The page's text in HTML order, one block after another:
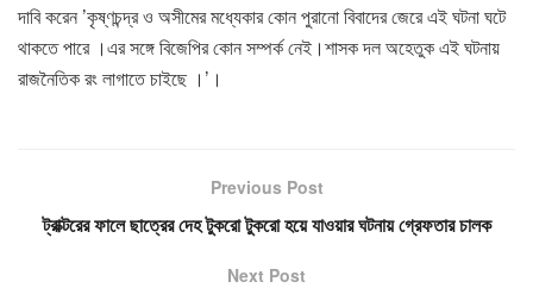
দাবি করেন ’কৃষ্ণচন্দ্র ও অসীমের মধ্যেকার কোন পুরানো বিবাদের জেরে এই ঘটনা ঘটে
থাকতে পারে ।এর সঙ্গে বিজেপির কোন সম্পর্ক নেই।শাসক দল অহেতুক এই ঘটনায়
রাজনৈতিক রং লাগাতে চাইছে ।’।
Previous Post
ট্রাক্টরের ফালে ছাত্রের দেহ টুকরো টুকরো হয়ে যাওয়ার ঘটনায় গ্রেফতার চালক
Next Post